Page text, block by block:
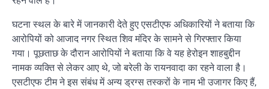
घटना स्थल के बारे में जानकारी देते हुए एसटीएफ अधिकारियों ने बताया कि
आरोपियों को आजाद नगर स्थित शिव मंदिर के सामने से गिरफ्तार किया
गया। पूछताछ के दौरान आरोपियों ने बताया कि वे यह हेरोइन शाहबुद्दीन
नामक व्यक्ति से लेकर आए थे, जो बरेली के रायनवादा का रहने वाला है।
एसटीएफ टीम ने इस संबंध में अन्य ड्रग्स तस्करों के नाम भी उजागर किए हैं,